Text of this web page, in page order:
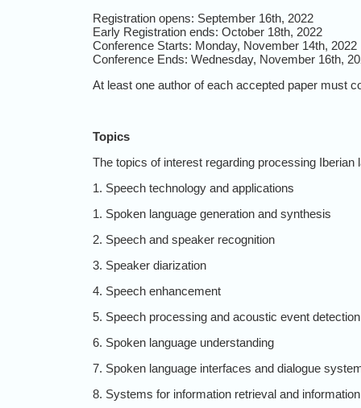
Registration opens: September 16th, 2022
Early Registration ends: October 18th, 2022
Conference Starts: Monday, November 14th, 2022
Conference Ends: Wednesday, November 16th,
At least one author of each accepted paper must
Topics
The topics of interest regarding processing Iberian
1. Speech technology and applications
1. Spoken language generation and synthesis
2. Speech and speaker recognition
3. Speaker diarization
4. Speech enhancement
5. Speech processing and acoustic event detection
6. Spoken language understanding
7. Spoken language interfaces and dialogue
8. Systems for information retrieval and